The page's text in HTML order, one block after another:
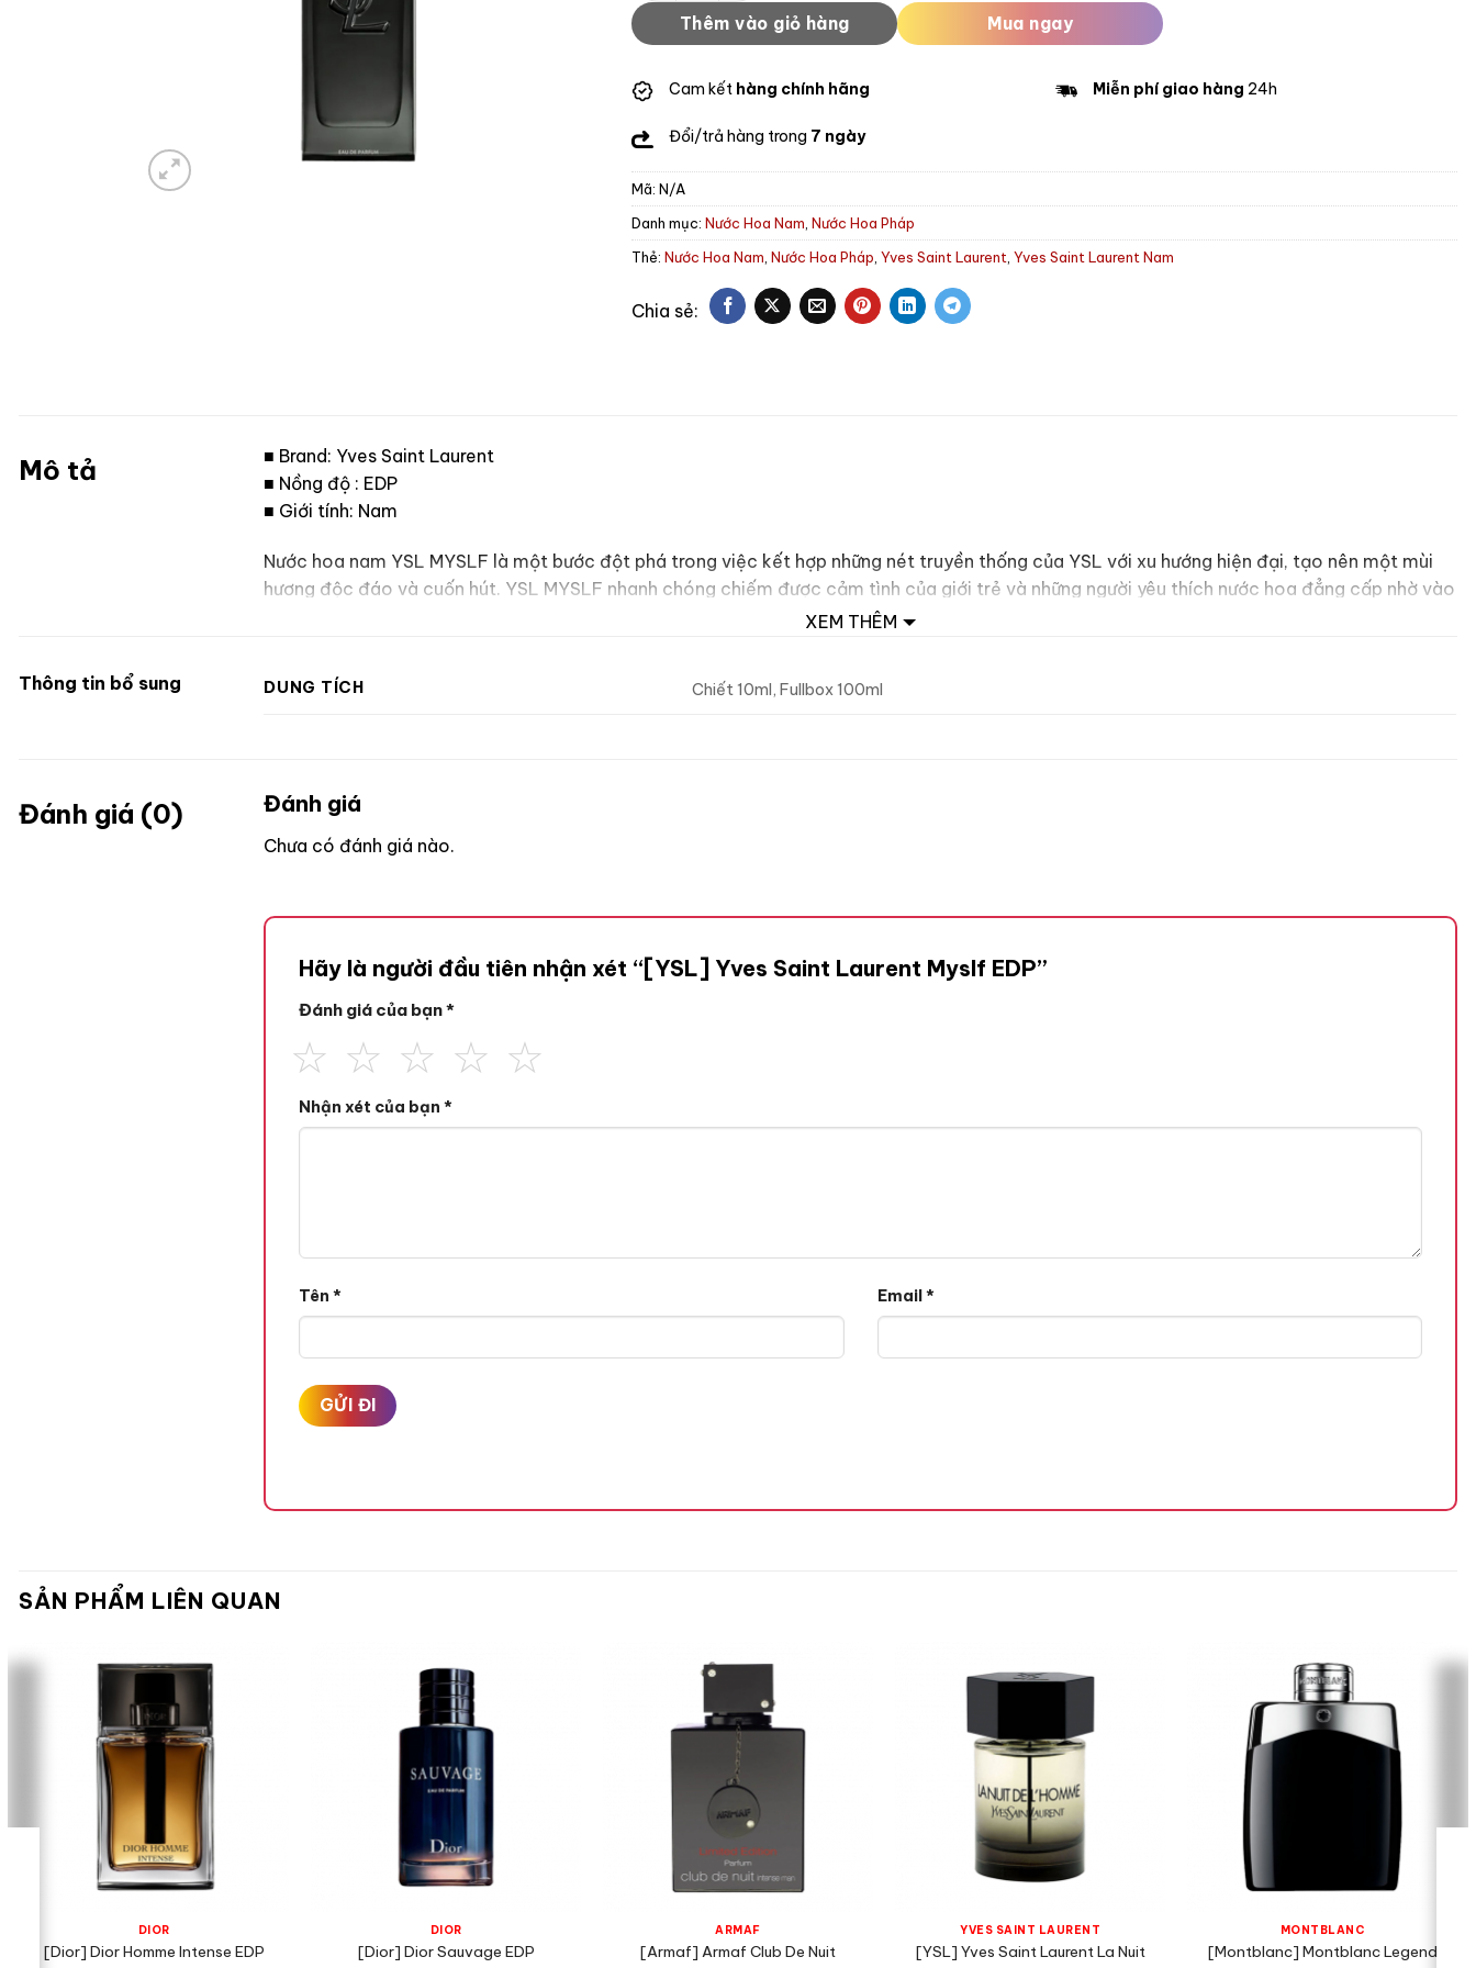
Thêm vào giỏ hàng Mua ngay
Cam kết hàng chính hãng Miễn phí giao hàng 24h
Đổi/trả hàng trong 7 ngày
Mã:N/A
Danh mục:Nước Hoa Nam,Nước Hoa Pháp
Thẻ:Nước Hoa Nam,Nước Hoa Pháp,Yves Saint Laurent,Yves Saint Laurent Nam
Mô tả
■ Brand: Yves Saint Laurent
■ Nồng độ : EDP
■ Giới tính: Nam
Nước hoa nam YSL MYSLF là một bước đột phá trong việc kết hợp những nét truyền thống của YSL với xu hướng hiện đại, tạo nên một mùi
hương độc đáo và cuốn hút. YSL MYSLF nhanh chóng chiếm được cảm tình của giới trẻ và những người yêu thích nước hoa đẳng cấp nhờ vào
Quả Cam Bergamot,
Hương giữa
XEM THÊM
Thông tin bổ sung DUNG TÍCH Chiết 10ml, Fullbox 100ml
Đánh giá (0) Đánh giá
Chưa có đánh giá nào.
Hãy là người đầu tiên nhận xét “[YSL] Yves Saint Laurent Myslf EDP”
Đánh giá của bạn*
Nhận xét của bạn*
Tên* Email *
SẢN PHẨM LIÊN QUAN
DIOR
[Dior] Dior Homme Intense EDP
DIOR
[Dior] Dior Sauvage EDP
ARMAF
[Armaf] Armaf Club De Nuit
YVES SAINT LAURENT
[YSL] Yves Saint Laurent La Nuit
MONTBLANC
[Montblanc] Montblanc Legend